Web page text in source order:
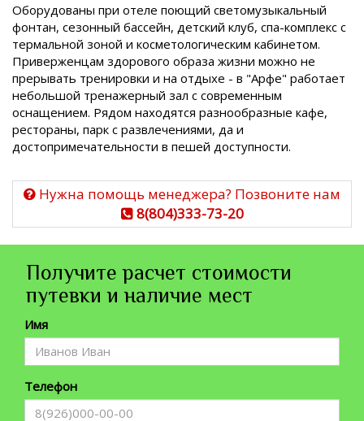
Оборудованы при отеле поющий светомузыкальный
фонтан, сезонный бассейн, детский клуб, спа-комплекс с
термальной зоной и косметологическим кабинетом.
Приверженцам здорового образа жизни можно не
прерывать тренировки и на отдыхе - в "Арфе" работает
небольшой тренажерный зал с современным
оснащением. Рядом находятся разнообразные кафе,
рестораны, парк с развлечениями, да и
достопримечательности в пешей доступности.
Нужна помощь менеджера? Позвоните нам
8(804)333-73-20
Получите расчет стоимости
путевки и наличие мест
Имя
Телефон